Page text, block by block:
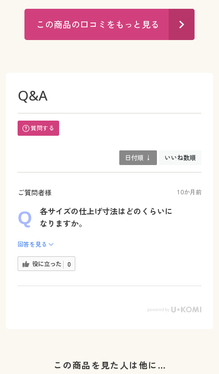
この商品の口コミをもっと見る
Q&A
質問する
日付順 ↓ いいね数順
ご質問者様 10か月前
各サイズの仕上げ寸法はどのくらいに
なりますか。
回答を見る
役に立った 0
この商品を見た人は他に…